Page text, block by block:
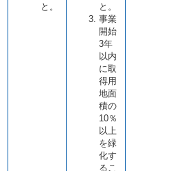
と。
と。
事業
開始
3年
以内
に取
得用
地面
積の
10％
以上
を緑
化す
るこ